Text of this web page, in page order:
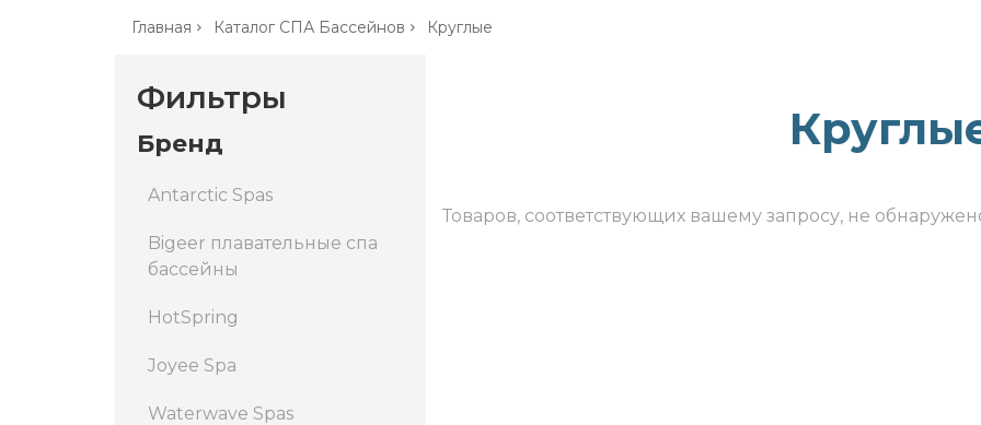
Главная Каталог СПА Бассейнов Круглые
Фильтры
Бренд
Antarctic Spas
Bigeer плавательные спа
бассейны
HotSpring
Joyee Spa
Waterwave Spas
Товаров, соответствующих вашему запросу, не